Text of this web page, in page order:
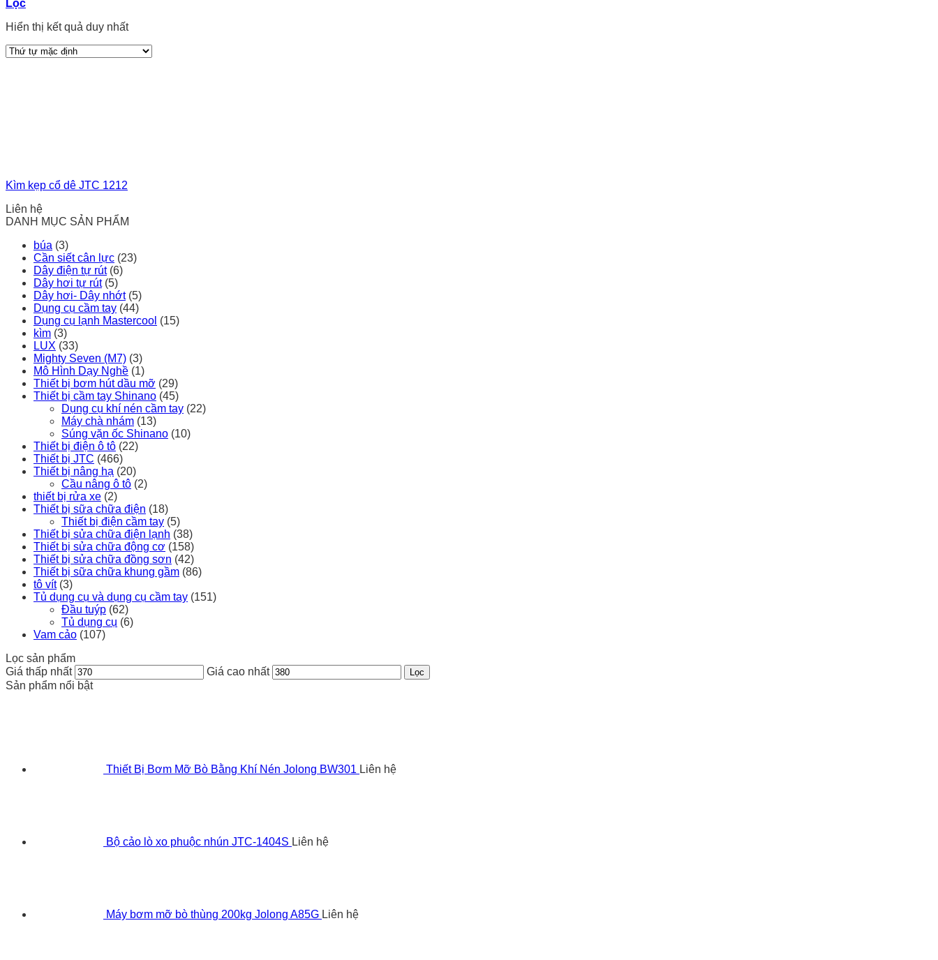
Lọc
Hiển thị kết quả duy nhất
Kìm kẹp cổ dê JTC 1212
Liên hệ
DANH MỤC SẢN PHẨM
búa (3)
Cần siết cân lực (23)
Dây điện tự rút (6)
Dây hơi tự rút (5)
Dây hơi- Dây nhớt (5)
Dụng cụ cầm tay (44)
Dụng cụ lạnh Mastercool (15)
kìm (3)
LUX (33)
Mighty Seven (M7) (3)
Mô Hình Dạy Nghề (1)
Thiết bị bơm hút dầu mỡ (29)
Thiết bị cầm tay Shinano (45)
Dụng cụ khí nén cầm tay (22)
Máy chà nhám (13)
Súng vặn ốc Shinano (10)
Thiết bị điện ô tô (22)
Thiết bị JTC (466)
Thiết bị nâng hạ (20)
Cầu nâng ô tô (2)
thiết bị rửa xe (2)
Thiết bị sữa chữa điện (18)
Thiết bị điện cầm tay (5)
Thiết bị sửa chữa điện lạnh (38)
Thiết bị sửa chữa động cơ (158)
Thiết bị sửa chữa đồng sơn (42)
Thiết bị sữa chữa khung gầm (86)
tô vít (3)
Tủ dụng cụ và dụng cụ cầm tay (151)
Đầu tuýp (62)
Tủ dụng cụ (6)
Vam cảo (107)
Lọc sản phẩm
Giá thấp nhất
Giá cao nhất Lọc
Sản phẩm nổi bật
Thiết Bị Bơm Mỡ Bò Bằng Khí Nén Jolong BW301 Liên hệ
Bộ cảo lò xo phuộc nhún JTC-1404S Liên hệ
Máy bơm mỡ bò thùng 200kg Jolong A85G Liên hệ